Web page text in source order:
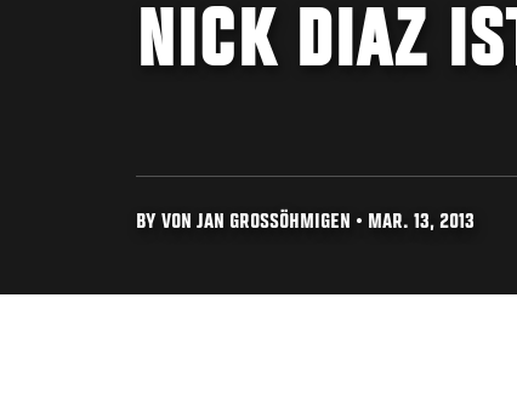
NICK DIAZ
BY VON JAN GROSSÖHMIGEN • MAR. 13, 2013